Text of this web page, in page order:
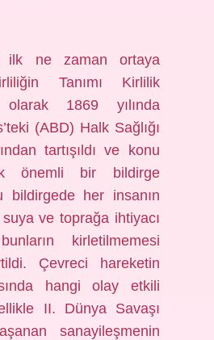
ilk ne zaman ortaya
Tanımı Kirlilik
1869 yılında
(ABD) Halk Sağlığı
tartışıldı ve konu
önemli bir bildirge
bildirgede her insanın
ve toprağa ihtiyacı
kirletilmemesi
Çevreci hareketin
hangi olay etkili
II. Dünya Savaşı
sanayileşmenin